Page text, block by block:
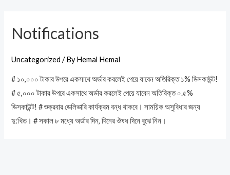
contentNotifications
Uncategorized / ByHemal Hemal
# ১০,০০০ টাকার উপরে একসাথে অর্ডার করলেই পেয়ে যাবেন অতিরিক্ত ১% ডিসকাউন্ট!
# ৫,০০০ টাকার উপরে একসাথে অর্ডার করলেই পেয়ে যাবেন অতিরিক্ত ০.৫%
ডিসকাউন্ট! # শুক্রবার ডেলিভারি কার্যক্রম বন্ধ থাকবে। সাময়িক অসুবিধার জন্য
দু:খিত। # সকাল ৮ মধ্যে অর্ডার দিন, দিনের ঔষধ দিনে বুঝে নিন।